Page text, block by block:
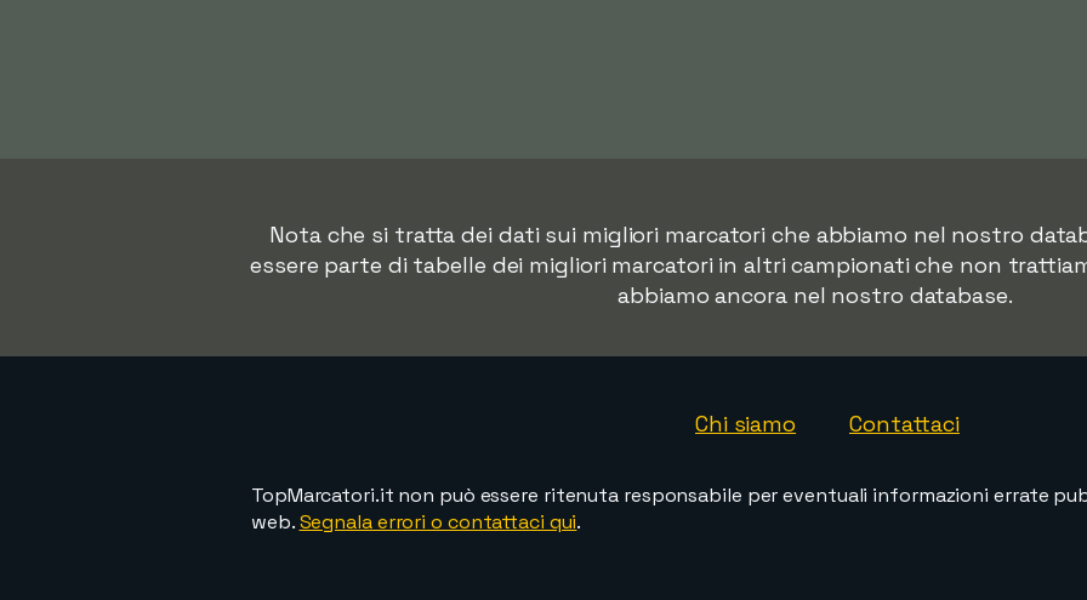
Nota che si tratta dei dati sui migliori marcatori che abbiamo nel nostro
essere parte di tabelle dei migliori marcatori in altri campionati che non
abbiamo ancora nel nostro database.
Chi siamo Contattaci
TopMarcatori.it non può essere ritenuta responsabile per eventuali informazioni errate
web.Segnala errori o contattaci qui.